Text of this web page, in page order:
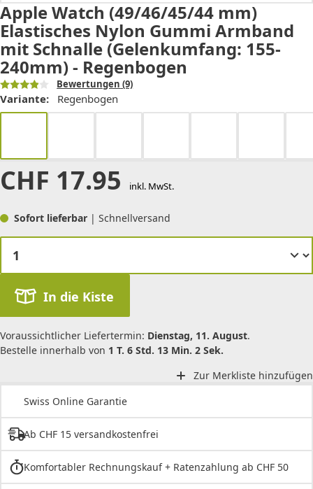
Apple Watch (49/46/45/44 mm)
Elastisches Nylon Gummi Armband
mit Schnalle (Gelenkumfang: 155-
240mm) - Regenbogen
Bewertungen (9)
Variante: Regenbogen
CHF 17.95 inkl. MwSt.
Sofort lieferbar | Schnellversand
In die Kiste
Voraussichtlicher Liefertermin: Dienstag, 11. August.
Bestelle innerhalb von 1 T. 6 Std. 13 Min. 2 Sek.
Zur Merkliste hinzufügen
Swiss Online Garantie
Ab CHF 15 versandkostenfrei
Komfortabler Rechnungskauf + Ratenzahlung ab CHF 50